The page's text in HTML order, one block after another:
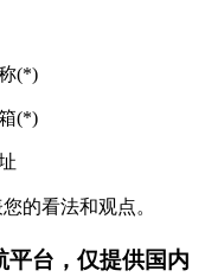
(*)
(*)
的看法和观点。
平台，仅提供国内